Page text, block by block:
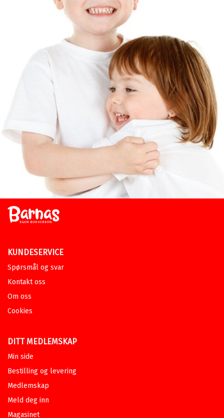
KUNDESERVICE
Spørsmål og svar
Kontakt oss
Om oss
Cookies
DITT MEDLEMSKAP
Min side
Bestilling og levering
Medlemskap
Meld deg inn
Magasinet